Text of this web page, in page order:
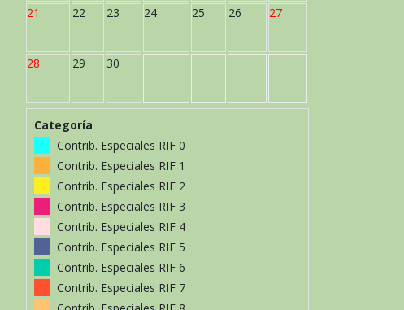
21 22 23 24 25 26 27
28 29 30
Categoría
Contrib. Especiales RIF 0
Contrib. Especiales RIF 1
Contrib. Especiales RIF 2
Contrib. Especiales RIF 3
Contrib. Especiales RIF 4
Contrib. Especiales RIF 5
Contrib. Especiales RIF 6
Contrib. Especiales RIF 7